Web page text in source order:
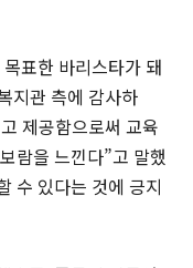
표한 바리스타가 돼
지관 측에 감사하
제공함으로써 교육
람을 느낀다”고 말했
수 있다는 것에 긍지